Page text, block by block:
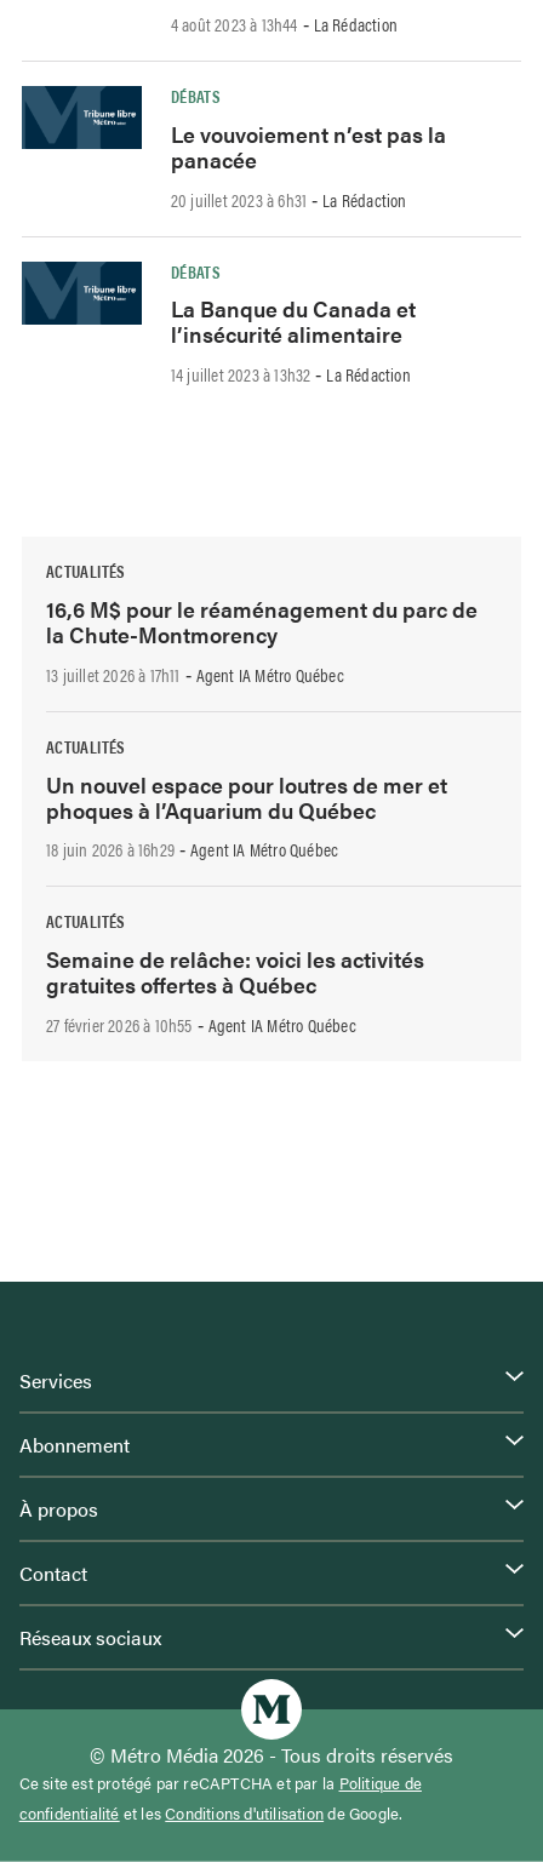
4 août 2023 à 13h44 - La Rédaction
DÉBATS
Le vouvoiement n’est pas la
panacée
20 juillet 2023 à 6h31 - La Rédaction
DÉBATS
La Banque du Canada et
l’insécurité alimentaire
14 juillet 2023 à 13h32 - La Rédaction
ACTUALITÉS
16,6 M$ pour le réaménagement du parc de
la Chute-Montmorency
13 juillet 2026 à 17h11 - Agent IA Métro Québec
ACTUALITÉS
Un nouvel espace pour loutres de mer et
phoques à l’Aquarium du Québec
18 juin 2026 à 16h29 - Agent IA Métro Québec
ACTUALITÉS
Semaine de relâche: voici les activités
gratuites offertes à Québec
27 février 2026 à 10h55 - Agent IA Métro Québec
Services
Abonnement
À propos
Contact
Réseaux sociaux
© Métro Média 2026 - Tous droits réservés
Ce site est protégé par reCAPTCHA et par la Politique de
confidentialité et lesConditions d'utilisationde Google.